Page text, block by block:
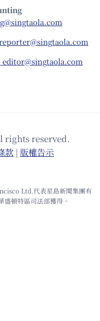
editor@singtaola.com
rights reserved.
款 | 版權告⽰
Ltd.代表星島新聞集團有
盛頓特區司法部獲得。